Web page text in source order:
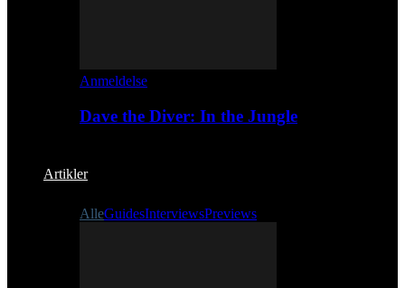
Anmeldelse
Dave the Diver: In the Jungle
Artikler
AlleGuidesInterviewsPreviews